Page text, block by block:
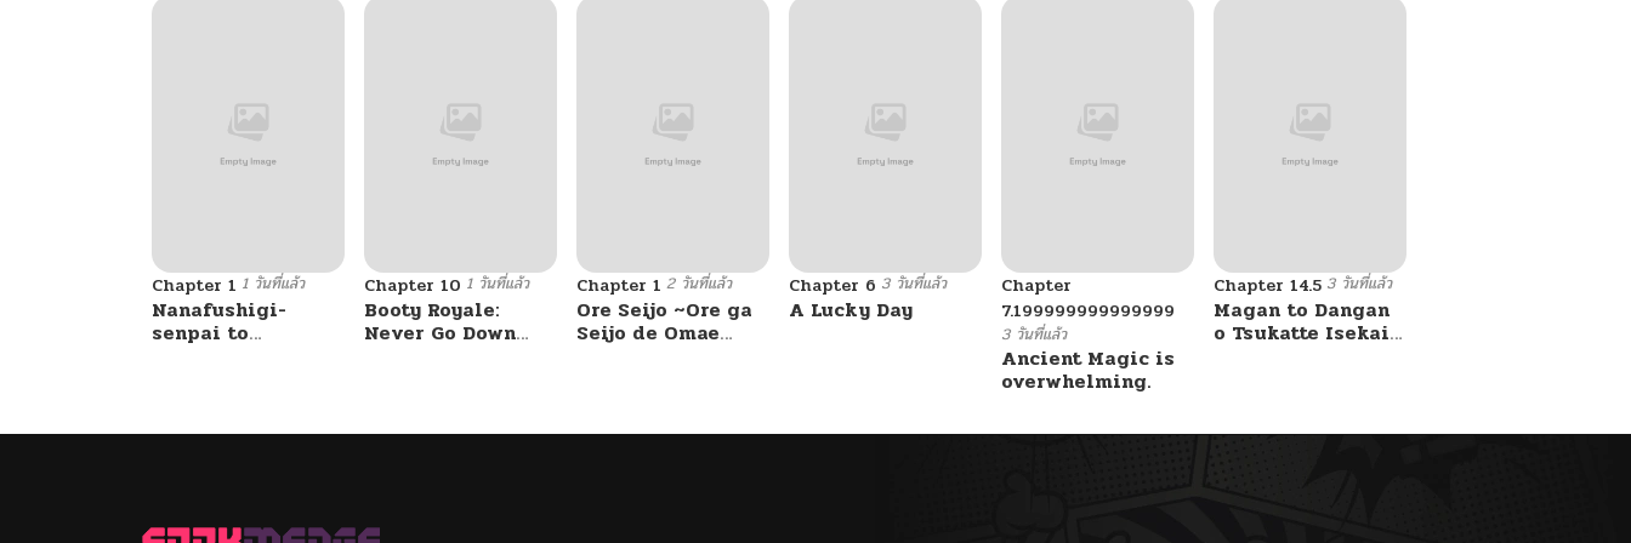
Chapter 1 1 วันที่แล้ว
Nanafushigi-
senpai to
Chapter 10 1 วันที่แล้ว
Booty Royale:
Never Go Down
Chapter 1 2 วันที่แล้ว
Ore Seijo ~Ore ga
Seijo de Omae
Chapter 6 3 วันที่แล้ว
A Lucky Day
Chapter
7.199999999999999
3 วันที่แล้ว
Ancient Magic is
overwhelming.
Chapter 14.5 3 วันที่แล้ว
Magan to Dangan
o Tsukatte Isekai